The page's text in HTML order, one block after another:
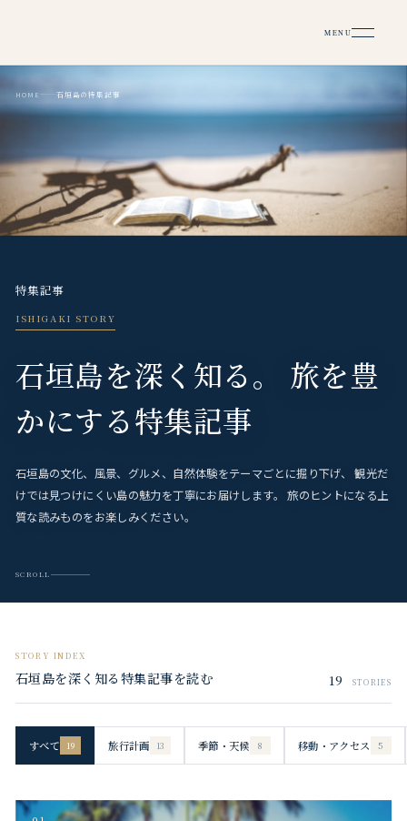
MENU
HOME 石垣島の特集記事
特集記事
ISHIGAKI STORY
石垣島を深く知る。
旅を豊
かにする特集記事
石垣島の文化、風景、グルメ、自然体験をテーマごとに掘り下げ、
観光だ
けでは見つけにくい島の魅力を丁寧にお届けします。
旅のヒントになる上
質な読みものをお楽しみください。
SCROLL
STORY INDEX
石垣島を深く知る特集記事を読む 19 STORIES
すべて 19 旅行計画 13 季節・天候 8 移動・アクセス 5